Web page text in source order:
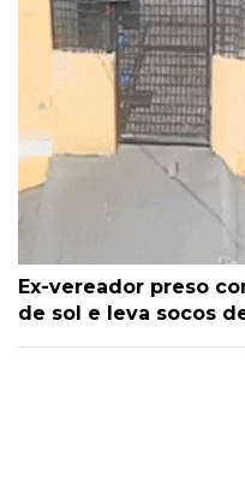
Ex-vereador preso
de sol e leva socos